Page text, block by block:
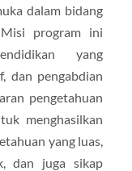
dalam bidang
program ini
yang
dan pengabdian
pengetahuan
menghasilkan
yang luas,
dan juga sikap